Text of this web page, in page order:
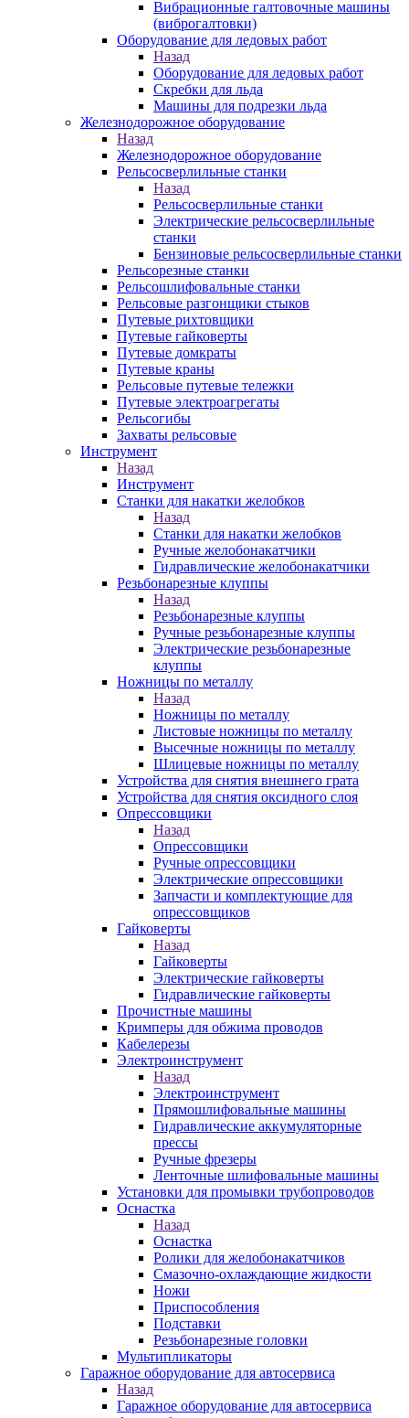
Вибрационные галтовочные машины
(виброгалтовки)
Оборудование для ледовых работ
Назад
Оборудование для ледовых работ
Скребки для льда
Машины для подрезки льда
Железнодорожное оборудование
Назад
Железнодорожное оборудование
Рельсосверлильные станки
Назад
Рельсосверлильные станки
Электрические рельсосверлильные
станки
Бензиновые рельсосверлильные станки
Рельсорезные станки
Рельсошлифовальные станки
Рельсовые разгонщики стыков
Путевые рихтовщики
Путевые гайковерты
Путевые домкраты
Путевые краны
Рельсовые путевые тележки
Путевые электроагрегаты
Рельсогибы
Захваты рельсовые
Инструмент
Назад
Инструмент
Станки для накатки желобков
Назад
Станки для накатки желобков
Ручные желобонакатчики
Гидравлические желобонакатчики
Резьбонарезные клуппы
Назад
Резьбонарезные клуппы
Ручные резьбонарезные клуппы
Электрические резьбонарезные
клуппы
Ножницы по металлу
Назад
Ножницы по металлу
Листовые ножницы по металлу
Высечные ножницы по металлу
Шлицевые ножницы по металлу
Устройства для снятия внешнего грата
Устройства для снятия оксидного слоя
Опрессовщики
Назад
Опрессовщики
Ручные опрессовщики
Электрические опрессовщики
Запчасти и комплектующие для
опрессовщиков
Гайковерты
Назад
Гайковерты
Электрические гайковерты
Гидравлические гайковерты
Прочистные машины
Кримперы для обжима проводов
Кабелерезы
Электроинструмент
Назад
Электроинструмент
Прямошлифовальные машины
Гидравлические аккумуляторные
прессы
Ручные фрезеры
Ленточные шлифовальные машины
Установки для промывки трубопроводов
Оснастка
Назад
Оснастка
Ролики для желобонакатчиков
Смазочно-охлаждающие жидкости
Ножи
Приспособления
Подставки
Резьбонарезные головки
Мультипликаторы
Гаражное оборудование для автосервиса
Назад
Гаражное оборудование для автосервиса